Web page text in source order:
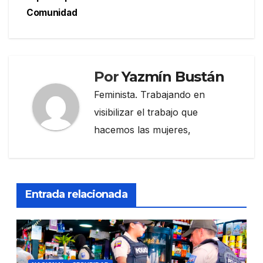
entradas
Comunidad
PorYazmín Bustán
Feminista. Trabajando en
visibilizar el trabajo que
hacemos las mujeres,
Entrada relacionada